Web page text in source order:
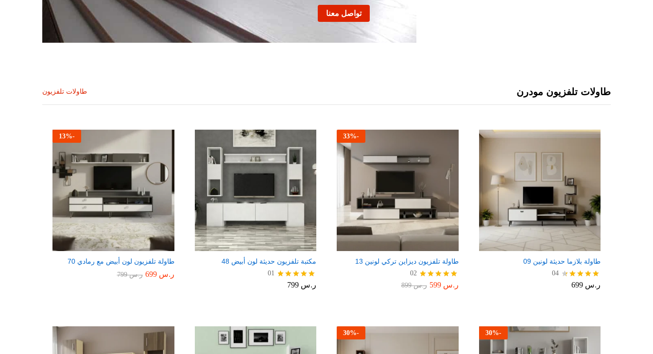
تواصل معنا
طاولات تلفزيون مودرن طاولات تلفزيون
طاولة بلازما حديثة لونين 09
تم التقييم
04
ر.س
-
33%
طاولة تلفزيون ديزاين تركي لونين 13
تم التقييم
02
ر.س 599 ر.س899
مكتبة تلفزيون حديثة لون أبيض 48
تم التقييم
01
ر.س
-
13%
طاولة تلفزيون لون أبيض مع رمادي 70
ر.س 699 ر.س799
-
30%
-
30%